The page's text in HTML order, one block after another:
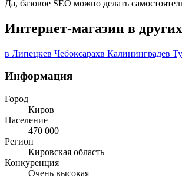
Да, базовое SEO можно делать
Интернет-магазин в
в Липецкев Чебоксарахв Калининградев
Информация
Город
Киров
Население
470 000
Регион
Кировская область
Конкуренция
Очень высокая